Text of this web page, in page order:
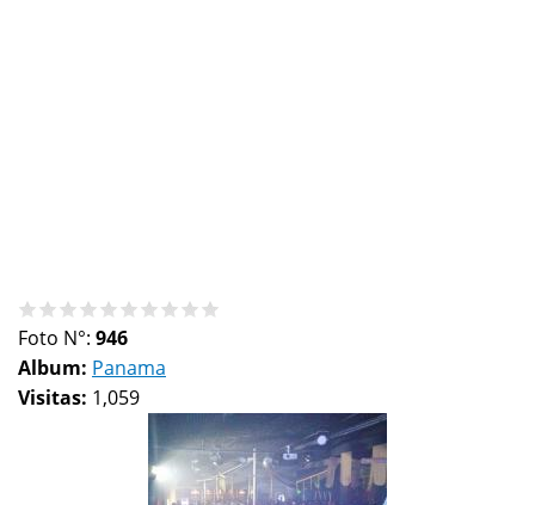
Foto N°: 946
Album: Panama
Visitas: 1,059